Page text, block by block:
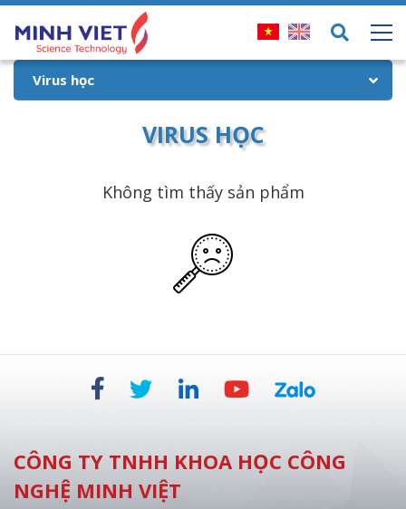
SẢN PHẨM
Virus học
VIRUS HỌC
Không tìm thấy sản phẩm
CÔNG TY TNHH KHOA HỌC CÔNG
NGHỆ MINH VIỆT